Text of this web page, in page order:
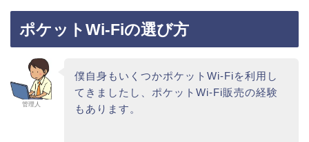
ポケットWi-Fiの選び方
管理人
僕自身もいくつかポケットWi-Fiを利用し
てきましたし、ポケットWi-Fi販売の経験
もあります。